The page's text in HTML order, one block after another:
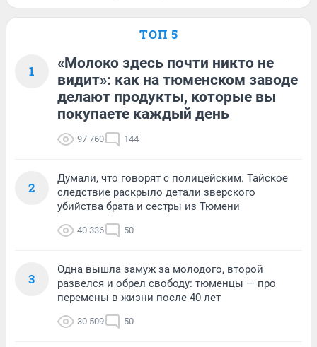
ТОП 5
1
«Молоко здесь почти никто не
видит»: как на тюменском заводе
делают продукты, которые вы
покупаете каждый день
97 760 144
2
Думали, что говорят с полицейским. Тайское
следствие раскрыло детали зверского
убийства брата и сестры из Тюмени
40 336 50
3
Одна вышла замуж за молодого, второй
развелся и обрел свободу: тюменцы — про
перемены в жизни после 40 лет
30 509 50